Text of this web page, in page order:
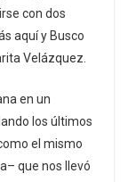
con dos
aquí y Busco
Velázquez.
en un
los últimos
el mismo
que nos llevó